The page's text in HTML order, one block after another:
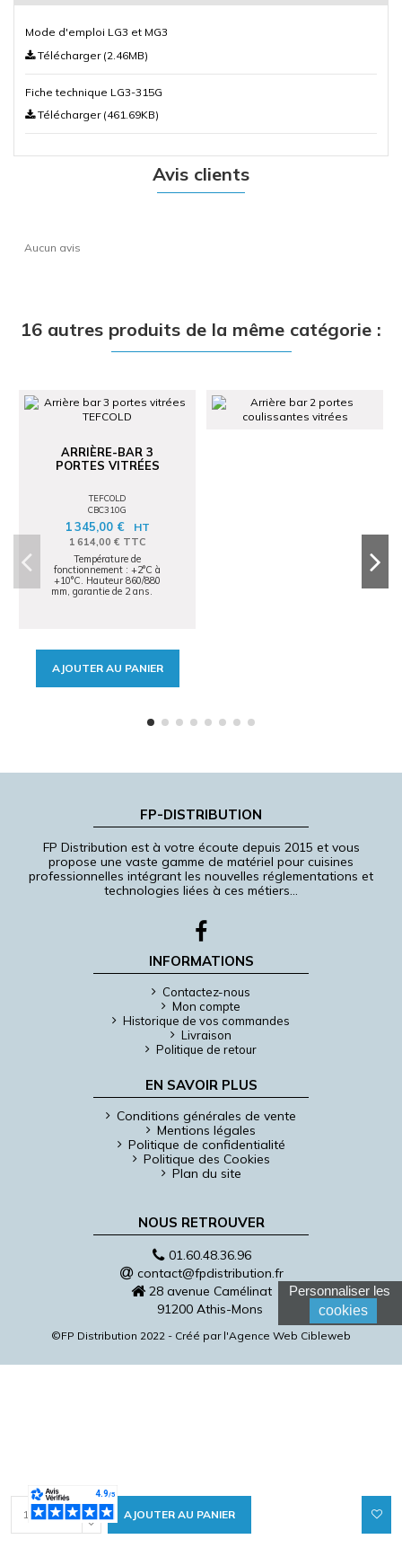
AJOUTER AU PANIER
Mode d'emploi LG3 et MG3
Télécharger (2.46MB)
Fiche technique LG3-315G
Télécharger (461.69KB)
Avis clients
Aucun avis
16 autres produits de la même catégorie :
ARRIÈRE-BAR 3
PORTES VITRÉES
TEFCOLD
CBC310G
1 345,00 € HT
1 614,00 € TTC
Température de
fonctionnement : +2°C à
+10°C. Hauteur 860/880
mm, garantie de 2 ans.
AJOUTER AU PANIER
FP-DISTRIBUTION
FP Distribution est à votre écoute depuis 2015 et vous
propose une vaste gamme de matériel pour cuisines
professionnelles intégrant les nouvelles réglementations et
technologies liées à ces métiers…
INFORMATIONS
Contactez-nous
Mon compte
Historique de vos commandes
Livraison
Politique de retour
EN SAVOIR PLUS
Conditions générales de vente
Mentions légales
Politique de confidentialité
Politique des Cookies
Plan du site
NOUS RETROUVER
01.60.48.36.96
contact@fpdistribution.fr
28 avenue Camélinat
91200 Athis-Mons
©FP Distribution 2022 - Créé par l'Agence Web Cibleweb
Personnaliser les
cookies